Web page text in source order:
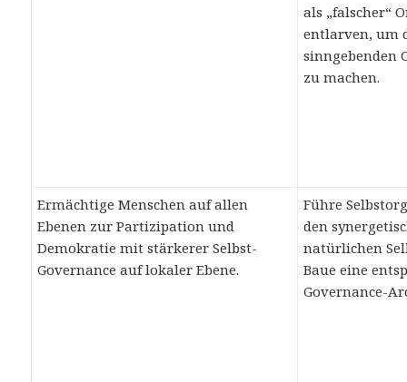
als „falscher“
entlarven, um
sinngebenden
zu machen.
Ermächtige Menschen auf allen
Ebenen zur Partizipation und
Demokratie mit stärkerer Selbst-
Governance auf lokaler Ebene.
Führe
den
natürlichen
Baue eine
Governance-